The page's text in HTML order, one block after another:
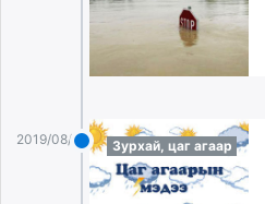
2019/08/06 Зурхай, цаг агаар